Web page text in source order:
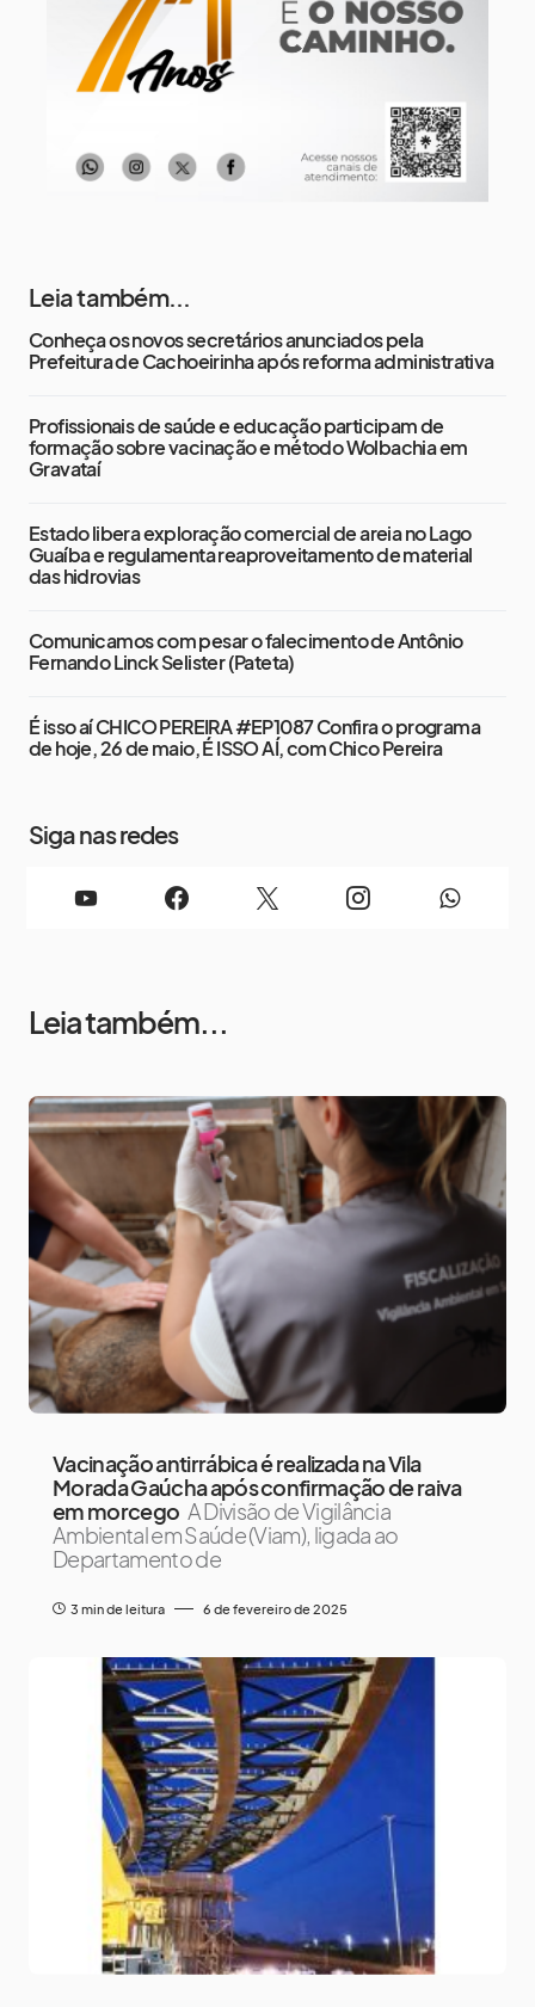
13 de agosto
Quinta-Feira 15° 13°
Leia também...
Conheça os novos secretários anunciados pela
Prefeitura de Cachoeirinha após reforma administrativa
Profissionais de saúde e educação participam de
formação sobre vacinação e método Wolbachia em
Gravataí
Estado libera exploração comercial de areia no Lago
Guaíba e regulamenta reaproveitamento de material
das hidrovias
Comunicamos com pesar o falecimento de Antônio
Fernando Linck Selister (Pateta)
É isso aí CHICO PEREIRA #EP1087 Confira o programa
de hoje, 26 de maio, É ISSO AÍ, com Chico Pereira
Siga nas redes
Leia também...
Vacinação antirrábica é realizada na Vila
Morada Gaúcha após confirmação de raiva
em morcego A Divisão de Vigilância
Ambiental em Saúde (Viam), ligada ao
Departamento de
3 min de leitura 6 de fevereiro de 2025